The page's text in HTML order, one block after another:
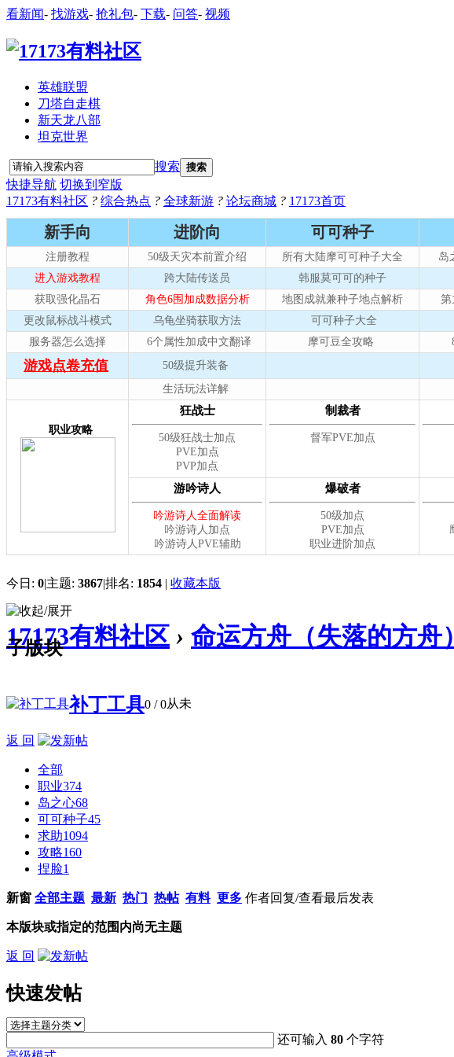
看新闻- 找游戏- 抢礼包- 下载- 问答- 视频
英雄联盟
刀塔自走棋
新天龙八部
坦克世界
搜索 搜索
快捷导航 切换到窄版
17173有料社区 ? 综合热点 ? 全球新游 ? 论坛商城 ? 17173首页
今日: 0|主题: 3867|排名: 1854 | 收藏本版
17173有料社区 › 命运方舟（失落的方舟）
子版块
补丁工具0 / 0从未
返 回
全部
职业374
岛之心68
可可种子45
求助1094
攻略160
捏脸1
新窗 全部主题 最新 热门 热帖 有料 更多 作者回复/查看最后发表
本版块或指定的范围内尚无主题
返 回
快速发帖
还可输入80 个字符